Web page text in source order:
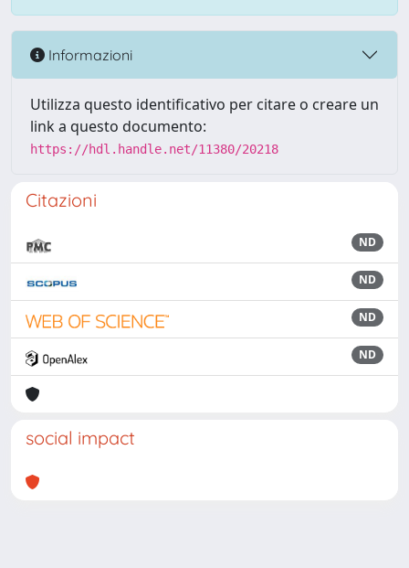
Informazioni
Utilizza questo identificativo per citare o creare un
link a questo documento:
https://hdl.handle.net/11380/20218
Citazioni
ND
ND
ND
ND
social impact